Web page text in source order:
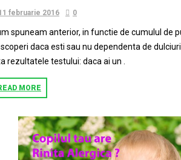
februarie 2016 0
spuneam anterior, in functie de cumulul de
daca esti sau nu dependenta de
rezultatele testului: daca ai un .
MORE